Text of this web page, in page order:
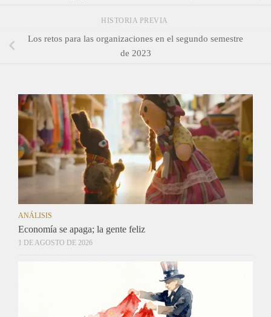
HISTORIA PREVIA
Los retos para las organizaciones en el segundo semestre
de 2023
ANÁLISIS
Economía se apaga; la gente feliz
1 DE AGOSTO DE 2026